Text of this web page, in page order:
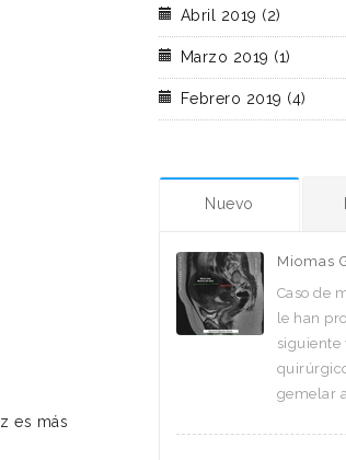
es más
Abril 2019 (2)
Marzo 2019 (1)
Febrero 2019 (4)
Nuevo
Miomas
Caso de
le han
siguiente
gemelar